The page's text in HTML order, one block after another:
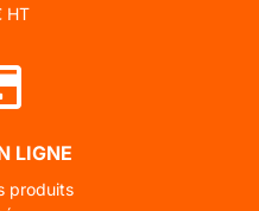
HT
LIGNE
produits